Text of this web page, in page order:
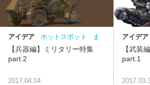
アイデア ホットスポット
ま
とめ
ミリタリー
【兵器編】ミリタリー特集
part.2
2017.04.04
アイデア
とめ
ミ
【武装
part.1